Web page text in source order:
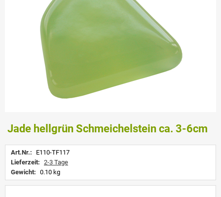
Jade hellgrün Schmeichelstein ca. 3-6cm
Art.Nr.:
E110-TF117
Lieferzeit: 2-3 Tage
Gewicht: 0.10 kg